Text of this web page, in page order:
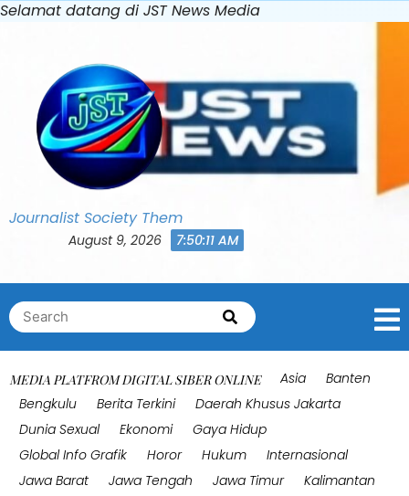
Selamat datang di JST News MediaSkip
Journalist Society Them
August 9, 2026 7:50:13 AM
Search
for:
Search
MEDIA PLATFROM DIGITAL SIBER ONLINE Asia
Banten
Bengkulu
Berita Terkini
Daerah Khusus Jakarta
Dunia Sexual
Ekonomi
Gaya Hidup
Global Info Grafik
Horor Hukum
Internasional
Jawa Barat
Jawa Tengah Jawa Timur
Kalimantan
Bahasa Indonesia